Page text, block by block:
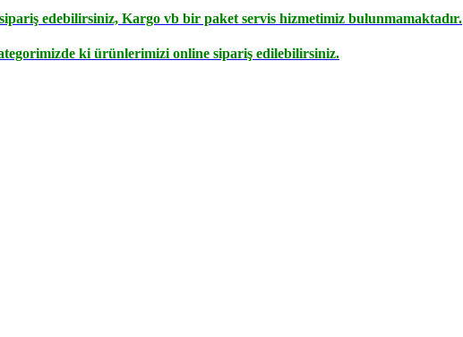
edebilirsiniz, Kargo vb bir paket servis hizmetimiz bulunmamaktadır.
ki ürünlerimizi online sipariş edilebilirsiniz.